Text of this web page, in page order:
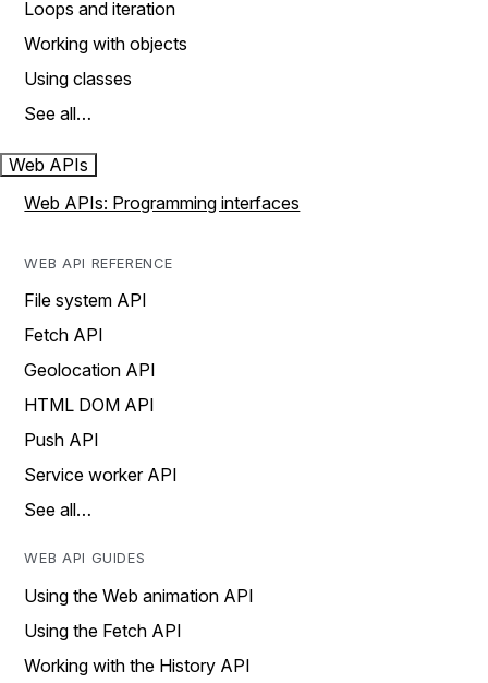
Loops and iteration
Working with objects
Using classes
See all…
Web APIs
Web APIs: Programming interfaces
WEB API REFERENCE
File system API
Fetch API
Geolocation API
HTML DOM API
Push API
Service worker API
See all…
WEB API GUIDES
Using the Web animation API
Using the Fetch API
Working with the History API